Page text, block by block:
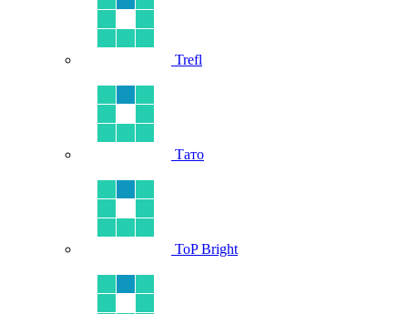
Trefl
Тато
ToP Bright